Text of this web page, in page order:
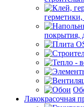
покрытия,
Лакокрасочная